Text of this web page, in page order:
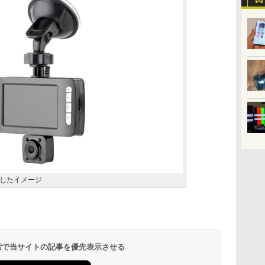
たイメージ
当サイトの記事を優先表示させる